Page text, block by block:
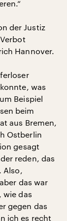
der Justiz
Hannover.
was
Beispiel
beim
aus Bremen,
Ostberlin
gesagt
reden, das
Also,
das war
wie das
gegen das
ich es recht